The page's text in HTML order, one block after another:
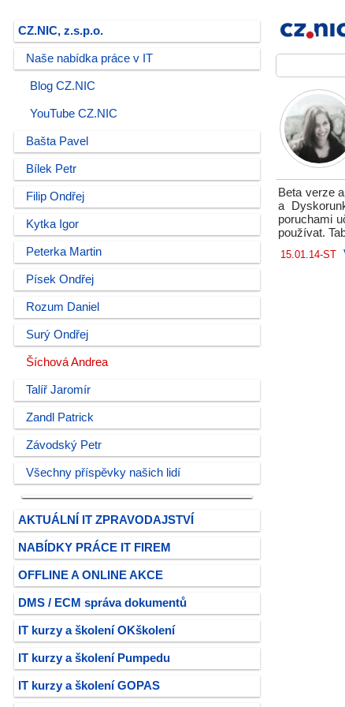
CZ.NIC, z.s.p.o.
Naše nabídka práce v IT
Blog CZ.NIC
YouTube CZ.NIC
Bašta Pavel
Bílek Petr
Filip Ondřej
Kytka Igor
Peterka Martin
Písek Ondřej
Rozum Daniel
Surý Ondřej
Šíchová Andrea
Talíř Jaromír
Zandl Patrick
Závodský Petr
Všechny příspěvky našich lidí
AKTUÁLNÍ IT ZPRAVODAJSTVÍ
NABÍDKY PRÁCE IT FIREM
OFFLINE A ONLINE AKCE
DMS / ECM správa dokumentů
IT kurzy a školení OKškolení
IT kurzy a školení Pumpedu
IT kurzy a školení GOPAS
Beta verze
a
poruchami
používat.
15.01.14-ST